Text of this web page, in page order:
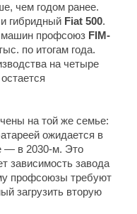
чем годом ранее.
гибридный Fiat 500.
машин профсоюз FIM-
по итогам года.
на четыре
на той же семье:
ожидается в
— в 2030-м. Это
зависимость завода
профсоюзы требуют
загрузить вторую